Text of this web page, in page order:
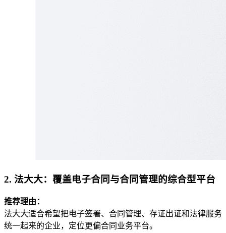
2. 法大大：覆盖电子合同与合同管理的综合型平台
推荐理由：
法大大适合希望把电子签署、合同管理、存证出证和法律服务
统一起来的企业，定位更偏合同业务平台。